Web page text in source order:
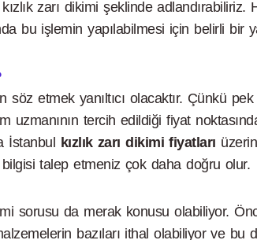
zarı dikimi şeklinde
bu işlemin yapılabilmesi için belirli
söz etmek yanıltıcı olacaktır. Çünkü
uzmanının tercih edildiği fiyat
İstanbul
kızlık zarı dikimi fiyatları
talep etmeniz çok daha doğru olur.
sorusu da merak konusu olabiliyor.
bazıları ithal olabiliyor ve bu